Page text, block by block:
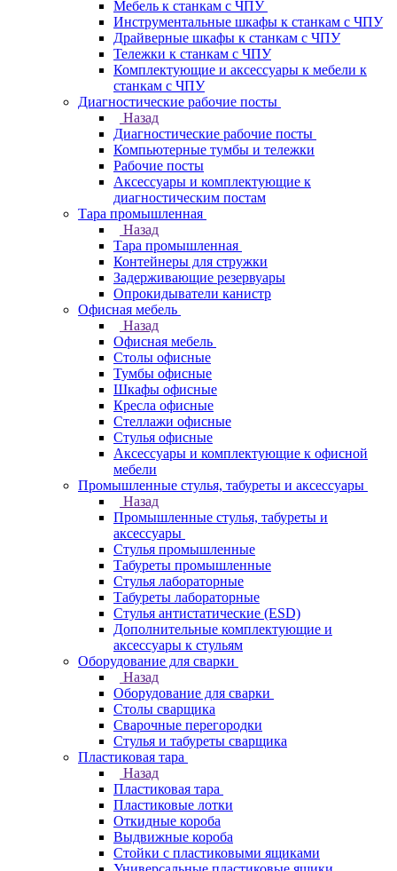
Мебель к станкам с ЧПУ
Инструментальные шкафы к станкам с ЧПУ
Драйверные шкафы к станкам с ЧПУ
Тележки к станкам с ЧПУ
Комплектующие и аксессуары к мебели к
станкам с ЧПУ
Диагностические рабочие посты
Назад
Диагностические рабочие посты
Компьютерные тумбы и тележки
Рабочие посты
Аксессуары и комплектующие к
диагностическим постам
Тара промышленная
Назад
Тара промышленная
Контейнеры для стружки
Задерживающие резервуары
Опрокидыватели канистр
Офисная мебель
Назад
Офисная мебель
Столы офисные
Тумбы офисные
Шкафы офисные
Кресла офисные
Стеллажи офисные
Стулья офисные
Аксессуары и комплектующие к офисной
мебели
Промышленные стулья, табуреты и аксессуары
Назад
Промышленные стулья, табуреты и
аксессуары
Стулья промышленные
Табуреты промышленные
Стулья лабораторные
Табуреты лабораторные
Стулья антистатические (ESD)
Дополнительные комплектующие и
аксессуары к стульям
Оборудование для сварки
Назад
Оборудование для сварки
Столы сварщика
Сварочные перегородки
Стулья и табуреты сварщика
Пластиковая тара
Назад
Пластиковая тара
Пластиковые лотки
Откидные короба
Выдвижные короба
Стойки с пластиковыми ящиками